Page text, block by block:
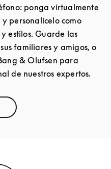
ponga virtualmente
personalícelo como
estilos. Guarde las
familiares y amigos, o
& Olufsen para
de nuestros expertos.
New Tab